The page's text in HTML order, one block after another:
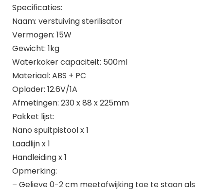
Specificaties:
Naam: verstuiving sterilisator
Vermogen: 15W
Gewicht: 1kg
Waterkoker capaciteit: 500ml
Materiaal: ABS + PC
Oplader: 12.6V/1A
Afmetingen: 230 x 88 x 225mm
Pakket lijst:
Nano spuitpistool x 1
Laadlijn x 1
Handleiding x 1
Opmerking:
– Gelieve 0-2 cm meetafwijking toe te staan als